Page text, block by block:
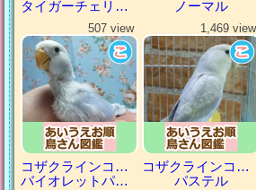
タイガーチェリーパイド
ノーマル
507 view
コザクラインコ（小桜インコ）
バイオレットパイド
1,469 view
コザクラインコ（小桜インコ）
パステル